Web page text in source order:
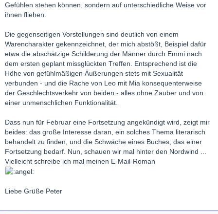
Gefühlen stehen können, sondern auf unterschiedliche Weise vor
ihnen fliehen.
Die gegenseitigen Vorstellungen sind deutlich von einem
Warencharakter gekennzeichnet, der mich abstößt, Beispiel dafür
etwa die abschätzige Schilderung der Männer durch Emmi nach
dem ersten geplant missglückten Treffen. Entsprechend ist die
Höhe von gefühlmäßigen Äußerungen stets mit Sexualität
verbunden - und die Rache von Leo mit Mia konsequenterweise
der Geschlechtsverkehr von beiden - alles ohne Zauber und von
einer unmenschlichen Funktionalität.
Dass nun für Februar eine Fortsetzung angekündigt wird, zeigt mir
beides: das große Interesse daran, ein solches Thema literarisch
behandelt zu finden, und die Schwäche eines Buches, das einer
Fortsetzung bedarf. Nun, schauen wir mal hinter den Nordwind ...
Vielleicht schreibe ich mal meinen E-Mail-Roman
Liebe Grüße Peter